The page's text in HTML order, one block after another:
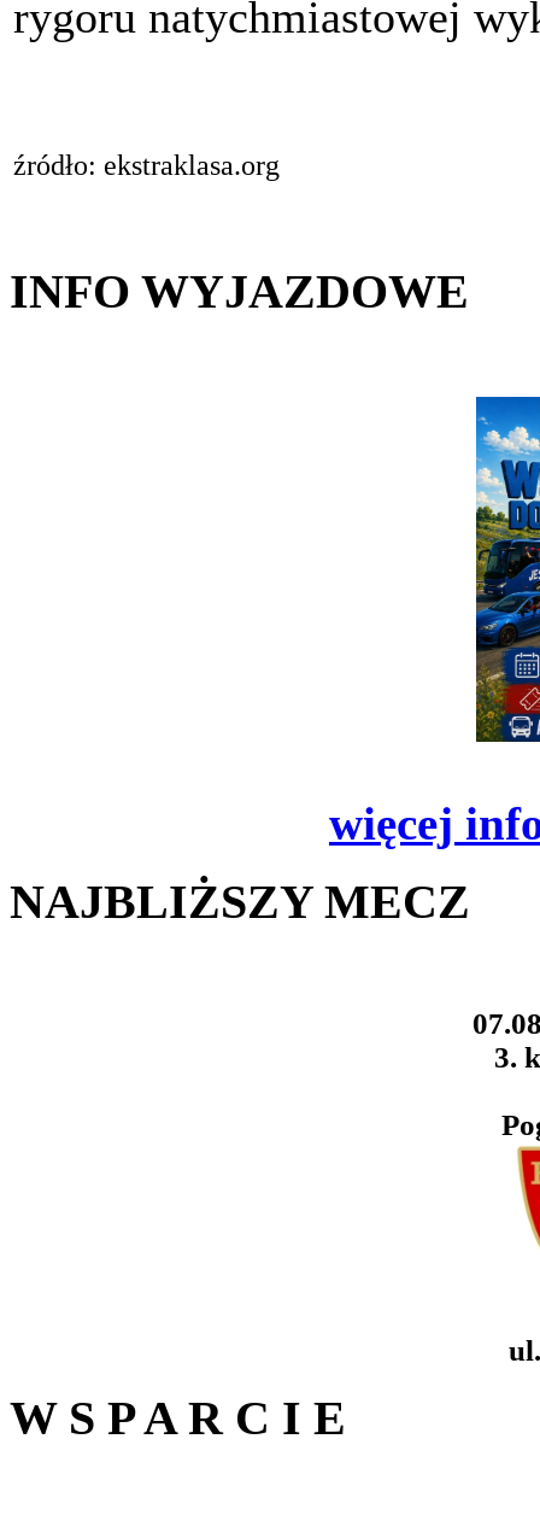
rygoru natychmiastowej
źródło: ekstraklasa.org
INFO WYJAZDOWE
więcej
NAJBLIŻSZY MECZ
3.
W S P A R C I E